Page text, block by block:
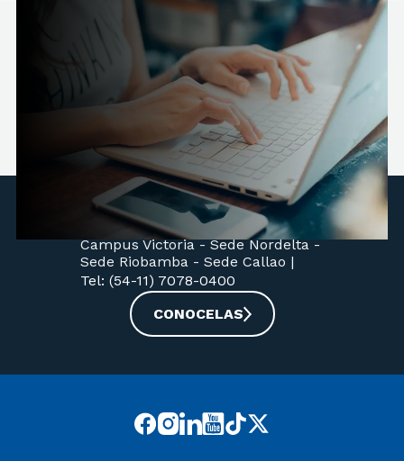
Título a otorgar: Magíster en Economía.
Acreditada por resolución CONEAU N° 359-
2021. Resolución Ministerial N° 1128-2022,
reconocimiento oficial y validez nacional.
Nuestras sedes:
Campus Victoria -Sede Nordelta -
Sede Riobamba - Sede Callao |
Tel: (54-11) 7078-0400
CONOCELAS